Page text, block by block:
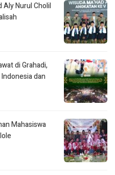
Aly Nurul Cholil
di Grahadi,
dan
Mahasiswa